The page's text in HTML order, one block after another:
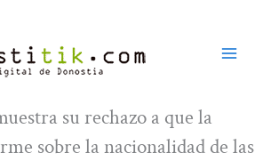
su rechazo a que la
sobre la nacionalidad de las